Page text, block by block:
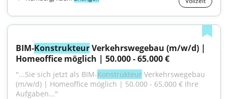
BIM-Konstrukteur Verkehrswegebau (m/w/d) |
Homeoffice möglich | 50.000 - 65.000 €
"...Sie sich jetzt als BIM-Konstrukteur Verkehrswegebau
(m/w/d) | Homeoffice möglich | 50.000 - 65.000 € Ihre
Aufgaben..."